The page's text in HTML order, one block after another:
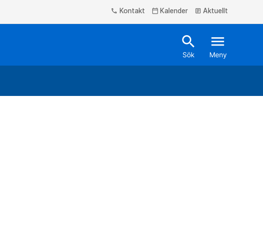
phone Kontakt calendar_today Kalender article Aktuellt
search
Sök
menu
Meny